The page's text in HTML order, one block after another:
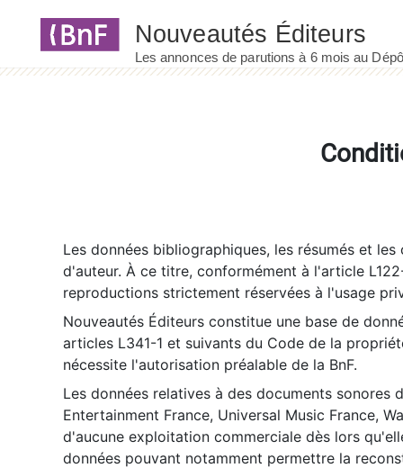
Les données bibliographiques, les résumés et
d'auteur. À ce titre, conformément à l'article
reproductions strictement réservées à l'usage
Nouveautés Éditeurs constitue une base de
articles L341-1 et suivants du Code de la
nécessite l'autorisation préalable de la BnF.
Les données relatives à des documents sonores
Entertainment France, Universal Music France,
d'aucune exploitation commerciale dès lors
données pouvant notamment permettre la